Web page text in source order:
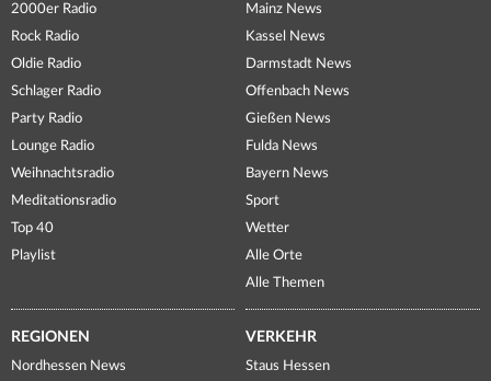
2000er Radio
Rock Radio
Oldie Radio
Schlager Radio
Party Radio
Lounge Radio
Weihnachtsradio
Meditationsradio
Top 40
Playlist
Mainz News
Kassel News
Darmstadt News
Offenbach News
Gießen News
Fulda News
Bayern News
Sport
Wetter
Alle Orte
Alle Themen
REGIONEN
Nordhessen News
VERKEHR
Staus Hessen